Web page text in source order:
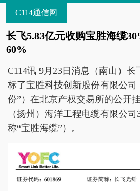
C114通信网
长飞5.83亿元收购宝胜海缆
60%
C114讯 9月23日消息（南山）
标了宝胜科技创新股份有限公司
份”）在北京产权交易所的公开
（扬州）海洋工程电缆有限公
称“宝胜海缆”）。